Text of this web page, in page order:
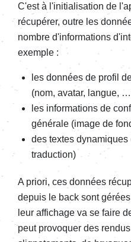
C'est à l'initialisation de
récupérer, outre les
nombre d'informations
exemple :
les données de profil
(nom, avatar, langue,
les informations de
générale (image de
des textes
traduction)
A priori, ces données
depuis le back sont
leur affichage va se faire
peut provoquer des